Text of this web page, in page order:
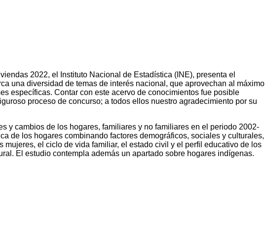
2022, el Instituto Nacional de Estadística (INE), presenta el
una diversidad de temas de interés nacional, que aprovechan al máximo
específicas. Contar con este acervo de conocimientos fue posible
proceso de concurso; a todos ellos nuestro agradecimiento por su
y cambios de los hogares, familiares y no familiares en el periodo 2002-
de los hogares combinando factores demográficos, sociales y culturales,
el ciclo de vida familiar, el estado civil y el perfil educativo de los
El estudio contempla además un apartado sobre hogares indígenas.